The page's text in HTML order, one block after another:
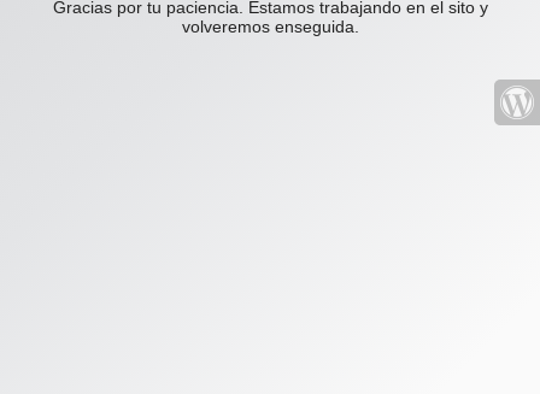
Gracias por tu paciencia. Estamos trabajando en el sito y
volveremos enseguida.